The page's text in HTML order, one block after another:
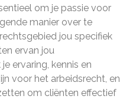
om je passie voor
manier over te
jou specifiek
ervan jou
ervaring, kennis en
voor het arbeidsrecht, en
om cliënten effectief